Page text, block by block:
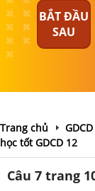
BẮT ĐẦU
SAU
Trang chủ
học tốt GDCD 12
Câu 7 trang